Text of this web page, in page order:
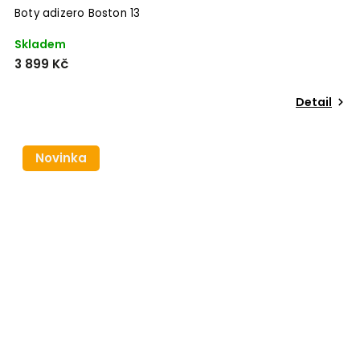
Boty adizero Boston 13
Skladem
3 899 Kč
Detail
Novinka